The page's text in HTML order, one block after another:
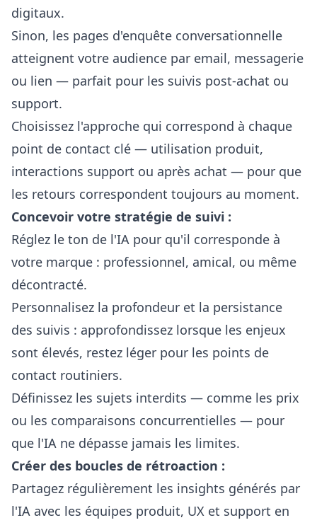
digitaux.
Sinon, les pages d'enquête conversationnelle
atteignent votre audience par email, messagerie
ou lien — parfait pour les suivis post-achat ou
support.
Choisissez l'approche qui correspond à chaque
point de contact clé — utilisation produit,
interactions support ou après achat — pour que
les retours correspondent toujours au moment.
Concevoir votre stratégie de suivi :
Réglez le ton de l'IA pour qu'il corresponde à
votre marque : professionnel, amical, ou même
décontracté.
Personnalisez la profondeur et la persistance
des suivis : approfondissez lorsque les enjeux
sont élevés, restez léger pour les points de
contact routiniers.
Définissez les sujets interdits — comme les prix
ou les comparaisons concurrentielles — pour
que l'IA ne dépasse jamais les limites.
Créer des boucles de rétroaction :
Partagez régulièrement les insights générés par
l'IA avec les équipes produit, UX et support en